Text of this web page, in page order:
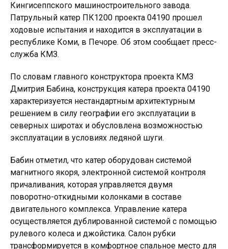
Кингисеппского машиностроительного завода.
Патрульный катер ПК1200 проекта 04190 прошел
ходовые испытания и находится в эксплуатации в
республике Коми, в Печоре. Об этом сообщает пресс-
служба КМЗ.
По словам главного конструктора проекта КМЗ
Дмитрия Бабина, конструкция катера проекта 04190
характеризуется нестандартным архитектурным
решением в силу географии его эксплуатации в
северных широтах и обусловлена возможностью
эксплуатации в условиях ледяной шуги.
Бабин отметил, что катер оборудован системой
магнитного якоря, электронной системой контроля
причаливания, которая управляется двумя
поворотно-откидными колонками в составе
двигательного комплекса. Управление катера
осуществляется дублированной системой с помощью
рулевого колеса и джойстика. Салон рубки
трансформируется в комфортное спальное место для